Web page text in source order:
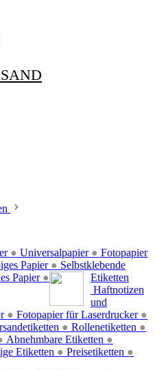
● Universalpapier ●
Papier ●
Papier ●
Fotopapier
● Fotopapier für Laserdrucker ●
Selbstklebende
Etiketten
● Rollenetiketten ●
Abnehmbare Etiketten ●
Etiketten ● Preisetiketten ●
Haftnotizen
und